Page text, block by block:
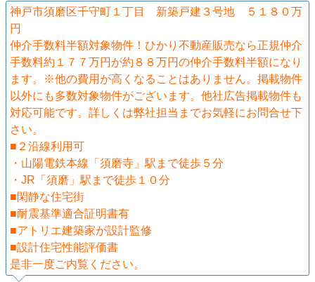
神戸市須磨区千守町１丁目 新築戸建３号地 ５１８０万
円
仲介手数料半額対象物件！ひかり不動産販売なら正規仲介
手数料約１７７万円が約８８万円の仲介手数料半額になり
ます。※他の費用が高くなることはありません。掲載物件
以外にも多数対象物件がございます。他社広告掲載物件も
対応可能です。詳しくは弊社担当までお気軽にお問合せ下
さい。
■２沿線利用可
・山陽電鉄本線「須磨寺」駅まで徒歩５分
・JR「須磨」駅まで徒歩１０分
■閑静な住宅街
■耐震基準適合証明書有
■アトリエ建築家が設計監修
■設計住宅性能評価書
是非一度ご内覧ください。